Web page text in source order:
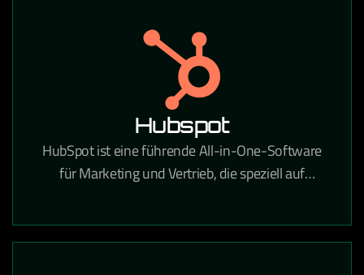
Hubspot
HubSpot ist eine führende All-in-One-Software
für Marketing und Vertrieb, die speziell auf
vieles mehr zugeschnitten ist. Sie ist